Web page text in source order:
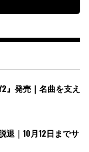
』発売｜名曲を支え
退｜10月12日までサ